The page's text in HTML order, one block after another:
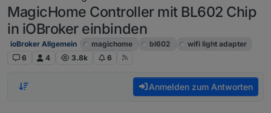
MagicHome Controller mit BL602 Chip
in iOBroker einbinden
ioBroker Allgemein magichome bl602
wifi light adapter
6
4 3.8k 6
Anmelden zum Antworten